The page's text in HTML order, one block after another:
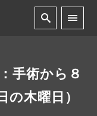
手術から８
の木曜日）